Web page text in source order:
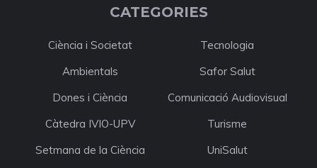
CATEGORIES
Ciència i Societat
Tecnologia
Ambientals
Safor Salut
Dones i Ciència
Comunicació Audiovisual
Càtedra IVIO-UPV
Turisme
Setmana de la Ciència
UniSalut